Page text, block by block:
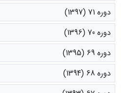
دوره 71 (1397)
دوره 70 (1396)
دوره 69 (1395)
دوره 68 (1394)